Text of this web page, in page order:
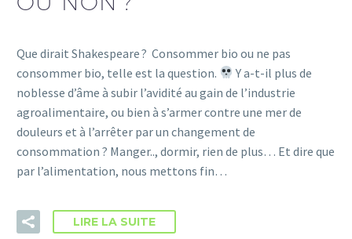
Que dirait Shakespeare ? Consommer bio ou ne pas
consommer bio, telle est la question.
Y a-t-il plus de
noblesse d’âme à subir l’avidité au gain de l’industrie
agroalimentaire, ou bien à s’armer contre une mer de
douleurs et à l’arrêter par un changement de
consommation ? Manger.., dormir, rien de plus… Et dire que
par l’alimentation, nous mettons fin…
LIRE LA SUITE